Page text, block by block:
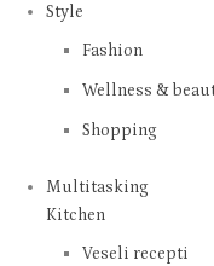
Style
Fashion
Wellness &
Shopping
Multitasking
Kitchen
Veseli recepti